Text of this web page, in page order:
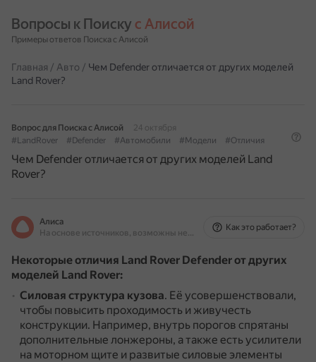
Вопросы к Поиску с Алисой
Примеры ответов Поиска с Алисой
Главная / Авто / Чем Defender отличается от других моделей
Land Rover?
Вопрос для Поиска с Алисой
24 октября
#LandRover
#Defender #Автомобили #Модели #Отличия
Чем Defender отличается от других моделей Land
Rover?
Алиса
На основе источников, возможны неточности
Как это работает?
Некоторые отличия Land Rover Defender от других
моделей Land Rover:
Силовая структура кузова. Её усовершенствовали,
чтобы повысить проходимость и живучесть
конструкции. Например, внутрь порогов спрятаны
дополнительные лонжероны, а также есть усилители
на моторном щите и развитые силовые элементы